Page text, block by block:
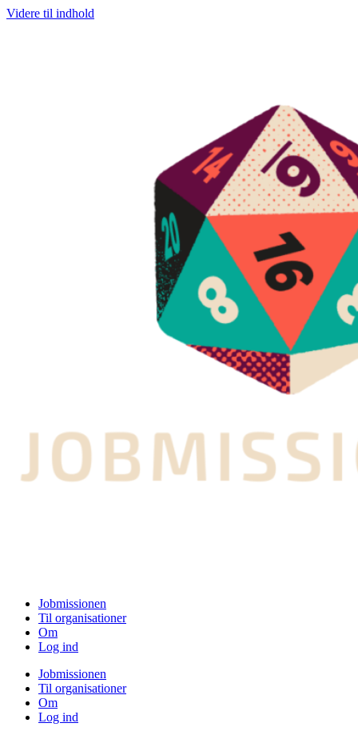
Videre til indhold
Jobmissionen
Til organisationer
Om
Log ind
Jobmissionen
Til organisationer
Om
Log ind